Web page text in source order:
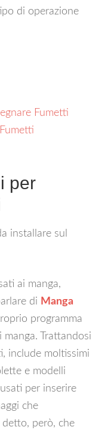
di operazione
Fumetti
per
installare sul
ai manga,
di Manga
programma
Trattandosi
include moltissimi
e modelli
per inserire
che
però, che